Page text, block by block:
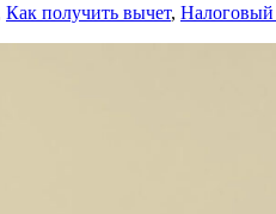
Как получить вычет, Налоговый